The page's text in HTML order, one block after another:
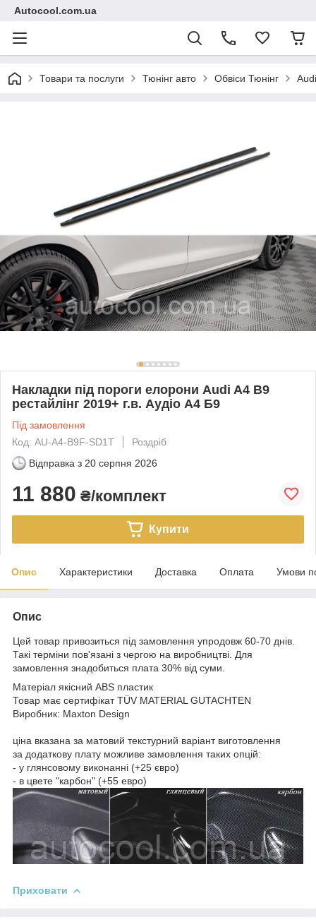
Autocool.com.ua
Товари та послуги Тюнінг авто Обвіси Тюнінг Audi
Накладки під пороги елорони Audi A4 B9
рестайлінг 2019+ г.в. Аудіо А4 Б9
Під замовлення
Код: AU-A4-B9F-SD1T
Роздріб
Відправка з 20 серпня 2026
11 880 ₴/комплект
Купити
Опис Характеристики Доставка Оплата Умови
Опис
Цей товар привозиться під замовлення упродовж 60-70 днів.
Такі терміни пов'язані з чергою на виробництві. Для
замовлення знадобиться плата 30% від суми.
Матеріал якісний ABS пластик
Товар має сертифікат TÜV MATERIAL GUTACHTEN
Виробник: Maxton Design
ціна вказана за матовий текстурний варіант виготовлення
за додаткову плату можливе замовлення таких опцій:
- у глянсовому виконанні (+25 євро)
- в цвете "карбон" (+55 евро)
Приховати